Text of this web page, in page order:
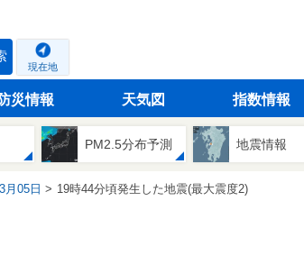
現在地
災情報 天気図 指数情報
PM2.5分布予測 地震情報
月05日 19時44分頃発生した地震(最大震度2)